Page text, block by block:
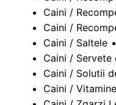
Caini /
Caini /
Caini / Saltele
Caini / Servete
Caini / Solutii
Caini /